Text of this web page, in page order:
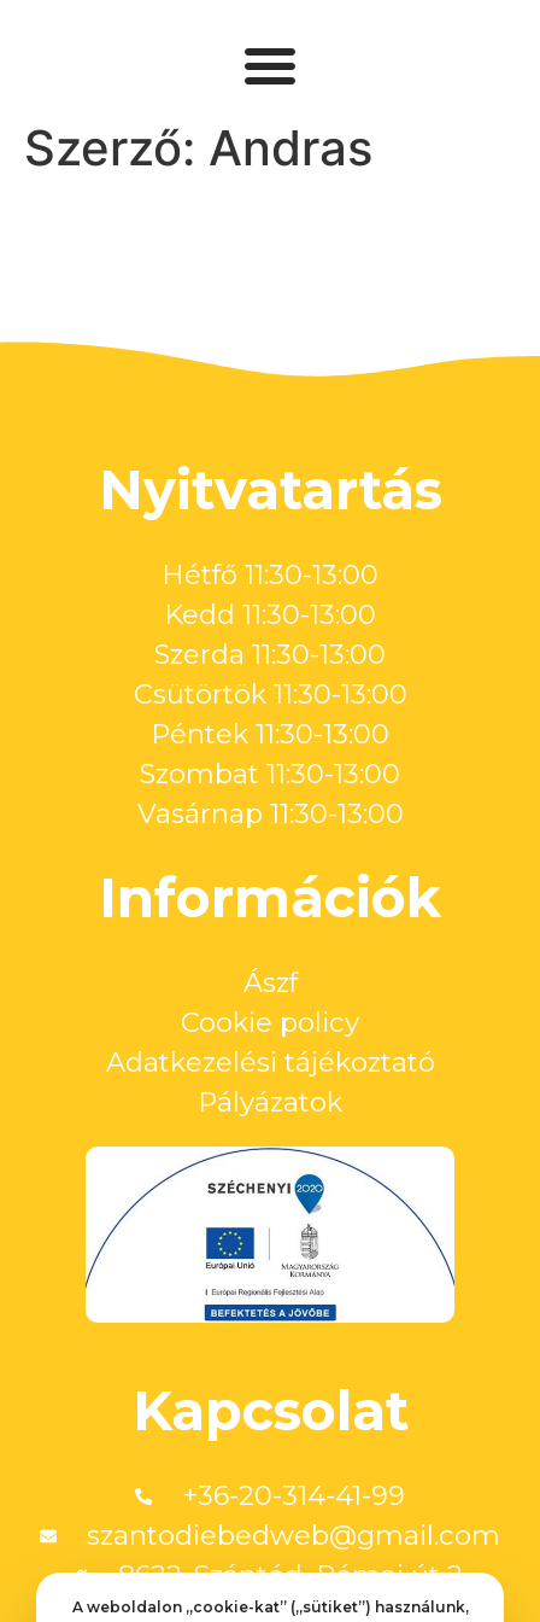
Szerző: Andras
Nyitvatartás
Hétfő 11:30-13:00
Kedd 11:30-13:00
Szerda 11:30-13:00
Csütörtök 11:30-13:00
Péntek 11:30-13:00
Szombat 11:30-13:00
Vasárnap 11:30-13:00
Információk
Ászf
Cookie policy
Adatkezelési tájékoztató
Pályázatok
Kapcsolat
+36-20-314-41-99
szantodiebedweb@gmail.com
8622. Szántód, Római út 2.
A weboldalon „cookie-kat” („sütiket”) használunk,